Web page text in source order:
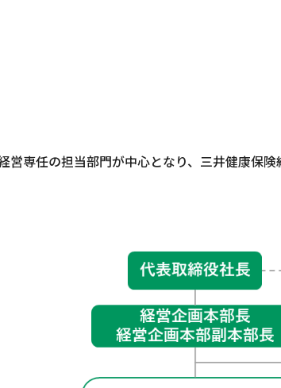
専任の担当部門が中心となり、三井健康保